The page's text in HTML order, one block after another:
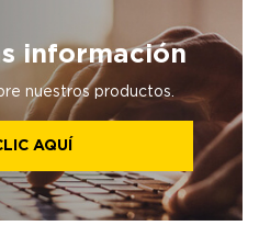
información
nuestros productos.
AQUÍ